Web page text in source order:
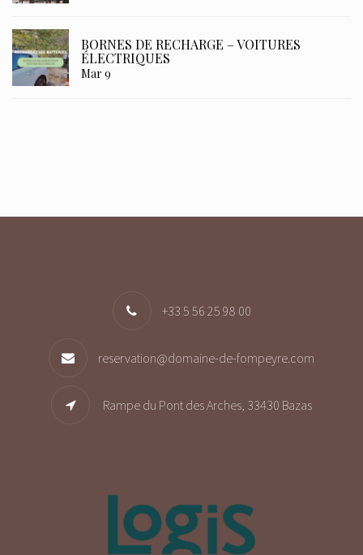
BORNES DE RECHARGE – VOITURES
ÉLECTRIQUES
Mar 9
+33 5 56 25 98 00
reservation@domaine-de-fompeyre.com
Rampe du Pont des Arches, 33430 Bazas